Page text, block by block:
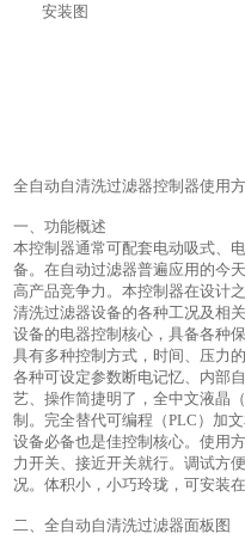
安装图
全自动自清洗过滤器控制器使用
一、功能概述
本控制器通常可配套电动吸式、
备。在自动过滤器普遍应用的今
高产品竞争力。本控制器在设计
清洗过滤器设备的各种工况及相
设备的电器控制核心，具备各种
具有多种控制方式，时间、压力
各种可设定参数断电记忆、内部
艺、操作简捷明了，全中文液晶
制。完全替代可编程（PLC）加
设备必备也是佳控制核心。使用
力开关、接近开关就行。调试方
况。体积小，小巧玲珑，可安装在
二、全自动自清洗过滤器面板图